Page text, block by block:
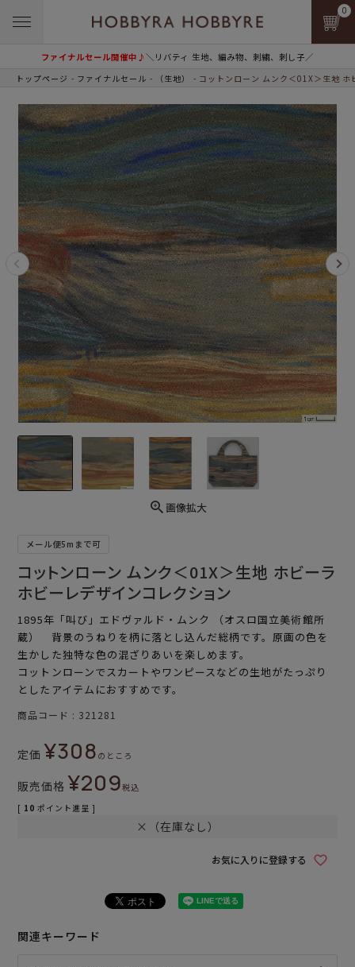
ファイナルセール開催中♪＼リバティ 生地、編み物、刺繍、刺し子／
0
トップページ ファイナルセール （生地） コットンローン ムンク＜01X＞生地
画像拡大
メール便5mまで可
コットンローン ムンク＜01X＞生地 ホビーラ
ホビーレデザインコレクション
1895年「叫び」エドヴァルド・ムンク （オスロ国立美術館所
蔵） 背景のうねりを柄に落とし込んだ総柄です。原画の色を
生かした独特な色の混ざりあいを楽しめます。
コットンローンでスカートやワンピースなどの生地がたっぷり
としたアイテムにおすすめです。
商品コード 321281
定価 ¥308 のところ
販売価格 ¥209税込
[ 10 ポイント進呈 ]
×（在庫なし）
お気に入りに登録する
関連キーワード